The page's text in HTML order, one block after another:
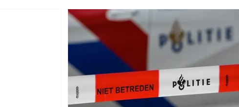
N65 tot meldingen in wijken als de Reeshof, Groenewoud, Noord
brengen het 112-nieuws.